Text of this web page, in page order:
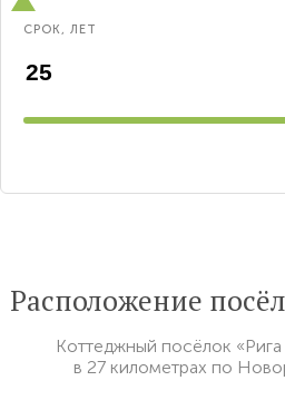
СРОК, ЛЕТ
Расположение
Коттеджный посёлок
в 27 километрах по